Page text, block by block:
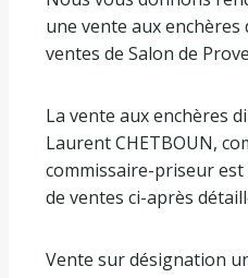
une vente aux
ventes de Salon de
La vente aux enchères
Laurent CHETBOUN,
commissaire-priseur
de ventes ci-après
Vente sur désignation